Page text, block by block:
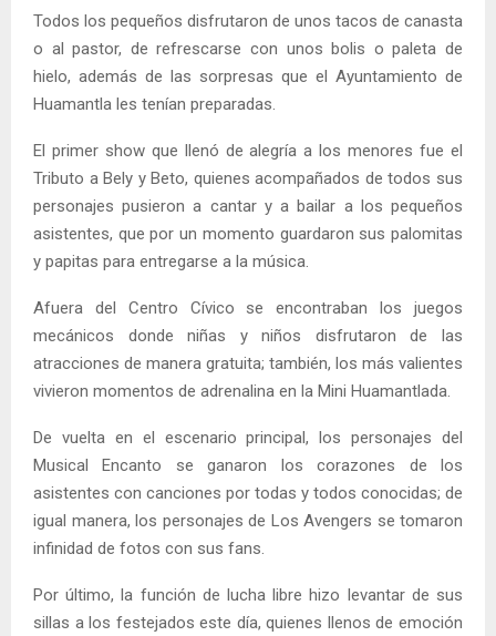
Todos los pequeños disfrutaron de unos tacos de canasta
o al pastor, de refrescarse con unos bolis o paleta de
hielo, además de las sorpresas que el Ayuntamiento de
Huamantla les tenían preparadas.
El primer show que llenó de alegría a los menores fue el
Tributo a Bely y Beto, quienes acompañados de todos sus
personajes pusieron a cantar y a bailar a los pequeños
asistentes, que por un momento guardaron sus palomitas
y papitas para entregarse a la música.
Afuera del Centro Cívico se encontraban los juegos
mecánicos donde niñas y niños disfrutaron de las
atracciones de manera gratuita; también, los más valientes
vivieron momentos de adrenalina en la Mini Huamantlada.
De vuelta en el escenario principal, los personajes del
Musical Encanto se ganaron los corazones de los
asistentes con canciones por todas y todos conocidas; de
igual manera, los personajes de Los Avengers se tomaron
infinidad de fotos con sus fans.
Por último, la función de lucha libre hizo levantar de sus
sillas a los festejados este día, quienes llenos de emoción